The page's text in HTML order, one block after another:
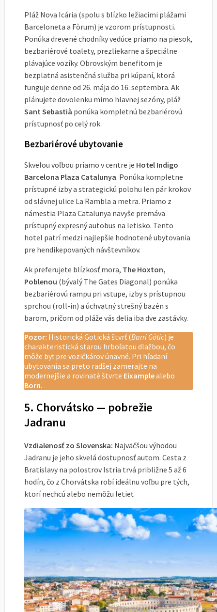
Pláž Nova Icária (spolu s blízko ležiacimi plážami
Barceloneta a Fòrum) je vzorom prístupnosti.
Ponúka drevené chodníky vedúce priamo na piesok,
bezbariérové toalety, prezliekarne a špeciálne
plávajúce vozíky. Obrovským benefitom je
bezplatná asistenčná služba pri kúpaní, ktorá
funguje denne od 26. mája do 16. septembra. Ak
plánujete dovolenku mimo hlavnej sezóny, pláž
Sant Sebastià ponúka kompletnú bezbariérovú
prístupnosť po celý rok.
Bezbariérové ubytovanie
Skvelou voľbou priamo v centre je Hotel Indigo
Barcelona Plaza Catalunya. Ponúka kompletne
prístupné izby a strategickú polohu len pár krokov
od slávnej ulice La Rambla a metra. Priamo z
námestia Plaza Catalunya navyše premáva
prístupný expresný autobus na letisko. Tento
hotel patrí medzi najlepšie hodnotené ubytovania
pre hendikepovaných návštevníkov.
Ak preferujete blízkosť mora, The Hoxton,
Poblenou (bývalý The Gates Diagonal) ponúka
bezbariérovú rampu pri vstupe, izby s prístupnou
sprchou (roll-in) a úchvatný strešný bazén s
barom, pričom od pláže vás delia iba dve zastávky.
Pozor: Historická Gotická štvrť (Barri Gòtic) je
charakteristická starou hrboľatou dlažbou, čo
môže byť pre vozičkárov únavné. Pri hľadaní
ubytovania sa preto radšej zamerajte na
modernejšie a rovinaté štvrte Eixamplealebo
Born.
5. Chorvátsko — pobrežie
Jadranu
Vzdialenosť zo Slovenska: Najväčšou výhodou
Jadranu je jeho skvelá dostupnosť autom. Cesta z
Bratislavy na polostrov Istria trvá približne 5 až 6
hodín, čo z Chorvátska robí ideálnu voľbu pre tých,
ktorí nechcú alebo nemôžu letieť.